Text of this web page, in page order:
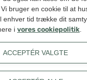
Bellisvej: Udskiftning
af vand- og
bruger en cookie til at
enhver tid trække dit
i vores cookiepolitik